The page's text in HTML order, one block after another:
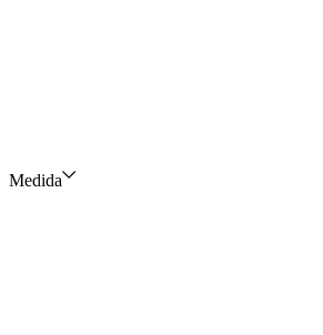
Medida